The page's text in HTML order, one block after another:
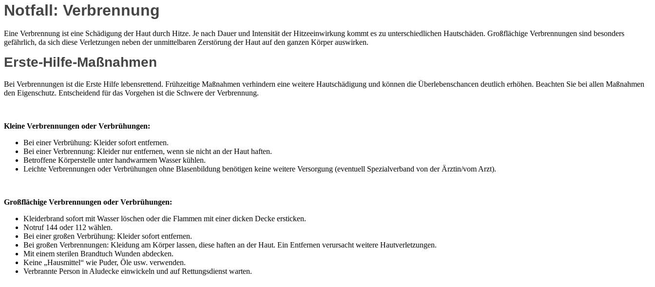
Notfall: Verbrennung
Eine Verbrennung ist eine Schädigung der Haut durch Hitze. Je nach Dauer und Intensität der Hitzeeinwirkung kommt es zu unterschiedlichen Hautschäden. Großflächige Verbrennungen sind besonders
gefährlich, da sich diese Verletzungen neben der unmittelbaren Zerstörung der Haut auf den ganzen Körper auswirken.
Erste-Hilfe-Maßnahmen
Bei Verbrennungen ist die Erste Hilfe lebensrettend. Frühzeitige Maßnahmen verhindern eine weitere Hautschädigung und können die Überlebenschancen deutlich erhöhen. Beachten Sie bei allen Maßnahmen
den Eigenschutz. Entscheidend für das Vorgehen ist die Schwere der Verbrennung.
Kleine Verbrennungen oder Verbrühungen:
Bei einer Verbrühung: Kleider sofort entfernen.
Bei einer Verbrennung: Kleider nur entfernen, wenn sie nicht an der Haut haften.
Betroffene Körperstelle unter handwarmem Wasser kühlen.
Leichte Verbrennungen oder Verbrühungen ohne Blasenbildung benötigen keine weitere Versorgung (eventuell Spezialverband von der Ärztin/vom Arzt).
Großflächige Verbrennungen oder Verbrühungen:
Kleiderbrand sofort mit Wasser löschen oder die Flammen mit einer dicken Decke ersticken.
Notruf 144 oder 112 wählen.
Bei einer großen Verbrühung: Kleider sofort entfernen.
Bei großen Verbrennungen: Kleidung am Körper lassen, diese haften an der Haut. Ein Entfernen verursacht weitere Hautverletzungen.
Mit einem sterilen Brandtuch Wunden abdecken.
Keine „Hausmittel“ wie Puder, Öle usw. verwenden.
Verbrannte Person in Aludecke einwickeln und auf Rettungsdienst warten.